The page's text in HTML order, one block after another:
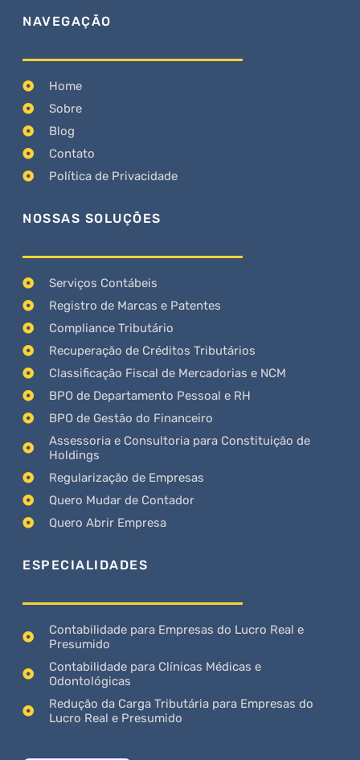
NAVEGAÇÃO
Home
Sobre
Blog
Contato
Política de Privacidade
NOSSAS SOLUÇÕES
Serviços Contábeis
Registro de Marcas e Patentes
Compliance Tributário
Recuperação de Créditos Tributários
Classificação Fiscal de Mercadorias e NCM
BPO de Departamento Pessoal e RH
BPO de Gestão do Financeiro
Assessoria e Consultoria para Constituição de
Holdings
Regularização de Empresas
Quero Mudar de Contador
Quero Abrir Empresa
ESPECIALIDADES
Contabilidade para Empresas do Lucro Real e
Presumido
Contabilidade para Clínicas Médicas e
Odontológicas
Redução da Carga Tributária para Empresas do
Lucro Real e Presumido